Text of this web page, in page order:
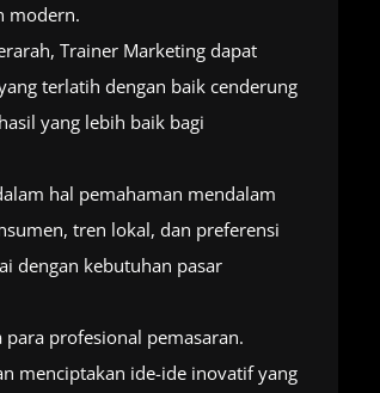
modern.
Trainer Marketing dapat
terlatih dengan baik cenderung
yang lebih baik bagi
hal pemahaman mendalam
tren lokal, dan preferensi
dengan kebutuhan pasar
profesional pemasaran.
menciptakan ide-ide inovatif yang